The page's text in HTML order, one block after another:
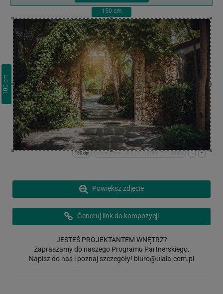
150 cm
100
cm
+
-
x:0cm y:0cm | (0,0) (7719,5146) (7719,5146)
130 dpi
Powiększ zdjęcie
Generuj link do kompozycji
JESTEŚ PROJEKTANTEM WNĘTRZ?
Zapraszamy do naszego Programu Partnerskiego.
Napisz do nas i poznaj szczegóły! biuro@ulala.com.pl